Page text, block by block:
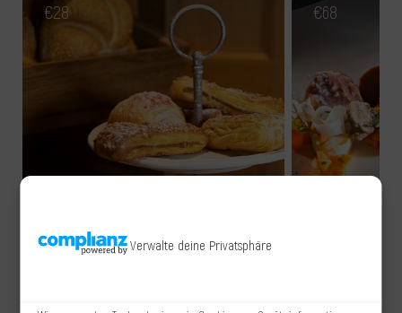
Verwalte deine Privatsphäre
€28 €68